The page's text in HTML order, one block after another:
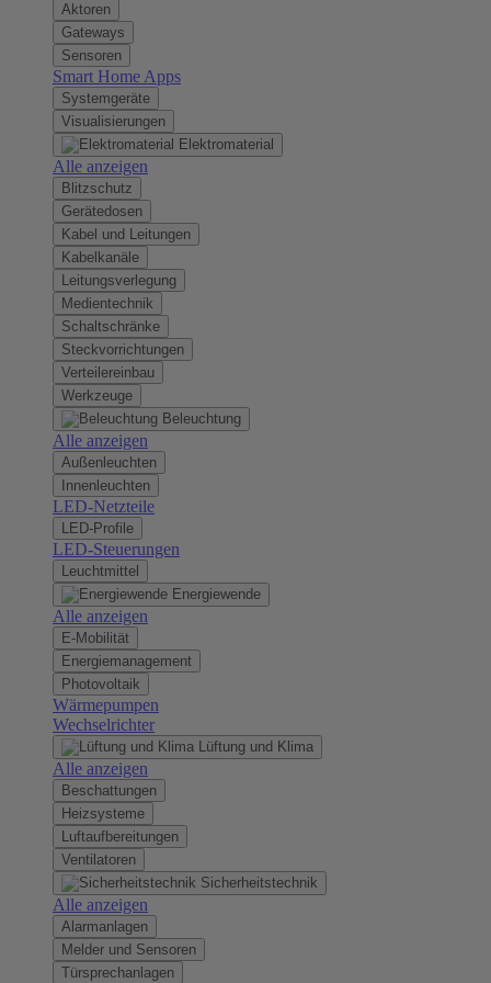
Aktoren
Gateways
Sensoren
Smart Home Apps
Systemgeräte
Visualisierungen
Elektromaterial
Alle anzeigen
Blitzschutz
Gerätedosen
Kabel und Leitungen
Kabelkanäle
Leitungsverlegung
Medientechnik
Schaltschränke
Steckvorrichtungen
Verteilereinbau
Werkzeuge
Beleuchtung
Alle anzeigen
Außenleuchten
Innenleuchten
LED-Netzteile
LED-Profile
LED-Steuerungen
Leuchtmittel
Energiewende
Alle anzeigen
E-Mobilität
Energiemanagement
Photovoltaik
Wärmepumpen
Wechselrichter
Lüftung und Klima
Alle anzeigen
Beschattungen
Heizsysteme
Luftaufbereitungen
Ventilatoren
Sicherheitstechnik
Alle anzeigen
Alarmanlagen
Melder und Sensoren
Türsprechanlagen